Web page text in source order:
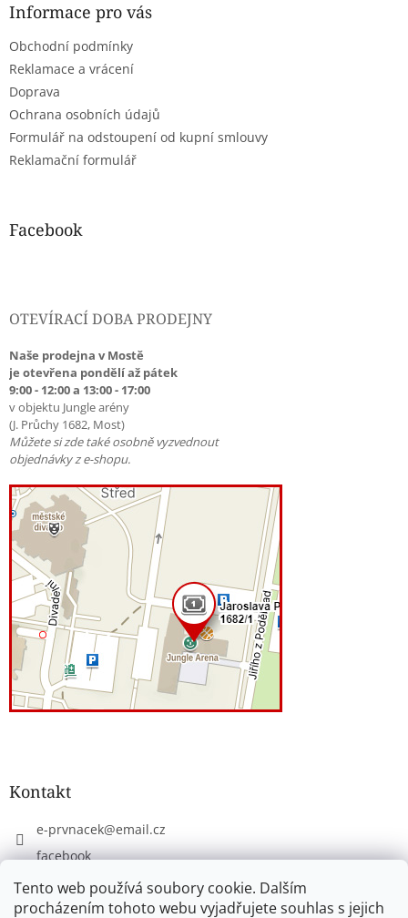
Tento web používá soubory cookie. Dalším
procházením tohoto webu vyjadřujete souhlas s jejich
Informace pro vás
Obchodní podmínky
Reklamace a vrácení
Doprava
Ochrana osobních údajů
Formulář na odstoupení od kupní smlouvy
Reklamační formulář
Facebook
OTEVÍRACÍ DOBA PRODEJNY
Naše prodejna v Mostě
je otevřena pondělí až pátek
9:00 - 12:00 a 13:00 - 17:00
v objektu Jungle arény
(J. Průchy 1682, Most)
Můžete si zde také osobně vyzvednout
objednávky z e-shopu.
Kontakt
e-prvnacek@email.cz
facebook
eprvnacek